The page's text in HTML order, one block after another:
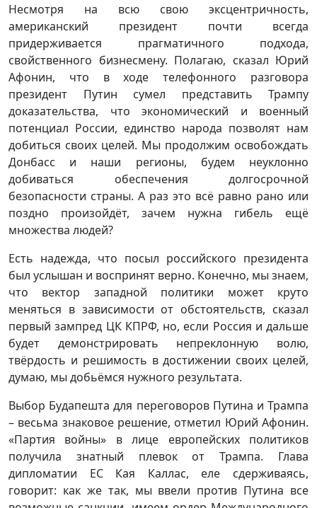
Несмотря на всю свою эксцентричность,
американский президент почти всегда
придерживается прагматичного подхода,
свойственного бизнесмену. Полагаю, сказал Юрий
Афонин, что в ходе телефонного разговора
президент Путин сумел представить Трампу
доказательства, что экономический и военный
потенциал России, единство народа позволят нам
добиться своих целей. Мы продолжим освобождать
Донбасс и наши регионы, будем неуклонно
добиваться обеспечения долгосрочной
безопасности страны. А раз это всё равно рано или
поздно произойдёт, зачем нужна гибель ещё
множества людей?
Есть надежда, что посыл российского президента
был услышан и воспринят верно. Конечно, мы знаем,
что вектор западной политики может круто
меняться в зависимости от обстоятельств, сказал
первый зампред ЦК КПРФ, но, если Россия и дальше
будет демонстрировать непреклонную волю,
твёрдость и решимость в достижении своих целей,
думаю, мы добьёмся нужного результата.
Выбор Будапешта для переговоров Путина и Трампа
– весьма знаковое решение, отметил Юрий Афонин.
«Партия войны» в лице европейских политиков
получила знатный плевок от Трампа. Глава
дипломатии ЕС Кая Каллас, еле сдерживаясь,
говорит: как же так, мы ввели против Путина все